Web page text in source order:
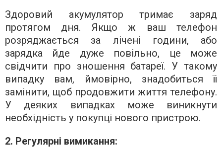
Здоровий акумулятор тримає заряд
протягом дня. Якщо ж ваш телефон
розряджається за лічені години, або
зарядка йде дуже повільно, це може
свідчити про зношення батареї. У такому
випадку вам, ймовірно, знадобиться її
замінити, щоб продовжити життя телефону.
У деяких випадках може виникнути
необхідність у покупці нового пристрою.
2. Регулярні вимикання: